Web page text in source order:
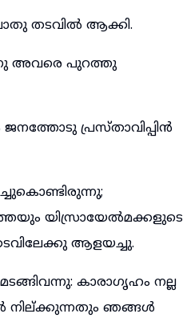
തടവിൽ ആക്കി.
അവരെ പുറത്തു
പ്രസ്താവിപ്പിൻ
യിസ്രായേൽമക്കളുടെ
ആളയച്ചു.
കാരാഗൃഹം നല്ല
നില്ക്കുന്നതും ഞങ്ങൾ